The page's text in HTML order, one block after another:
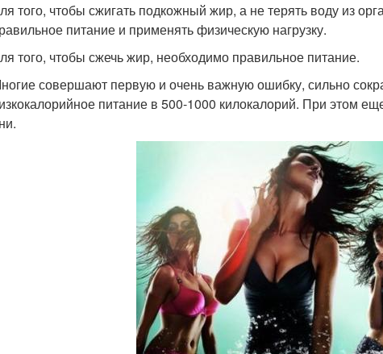
того, чтобы сжигать подкожный жир, а не терять воду из
питание и применять физическую нагрузку.
того, чтобы сжечь жир, необходимо правильное питание.
совершают первую и очень важную ошибку, сильно
питание в 500-1000 килокалорий. При этом